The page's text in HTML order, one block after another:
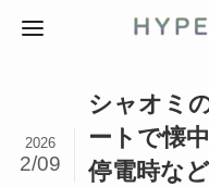
シャオミ
ートで懐
停電時な
2026
2/09